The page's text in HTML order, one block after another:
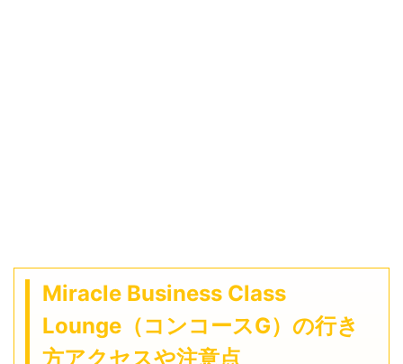
Miracle Business Class
Lounge（コンコースG）の行き
方アクセスや注意点